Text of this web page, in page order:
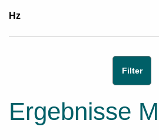
Hz
Ergebnisse